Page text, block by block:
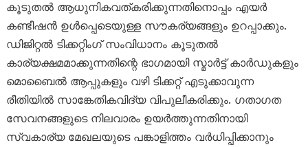
കൂടുതൽ ആധുനികവത്കരിക്കുന്നതിനൊപ്പം എയർ
കണ്ടീഷൻ ഉൾപ്പെടെയുള്ള സൗകര്യങ്ങളും ഉറപ്പാക്കും.
ഡിജിറ്റൽ ടിക്കറ്റിംഗ് സംവിധാനം കൂടുതൽ
കാര്യക്ഷമമാക്കുന്നതിന്റെ ഭാഗമായി സ്മാർട്ട് കാർഡുകളും
മൊബൈൽ ആപ്പുകളും വഴി ടിക്കറ്റ് എടുക്കാവുന്ന
രീതിയിൽ സാങ്കേതികവിദ്യ വിപുലീകരിക്കും. ഗതാഗത
സേവനങ്ങളുടെ നിലവാരം ഉയർത്തുന്നതിനായി
സ്വകാര്യ മേഖലയുടെ പങ്കാളിത്തം വർധിപ്പിക്കാനും